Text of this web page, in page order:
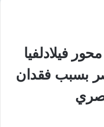
فيلادلفيا
بسبب فقدان